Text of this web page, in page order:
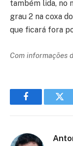
também lida, no
grau 2 na coxa
que ficará fora
Com informações
Facebook